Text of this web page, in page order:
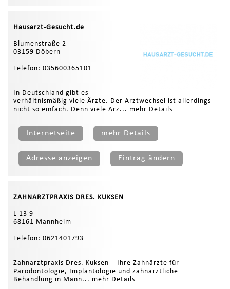
Hausarzt-Gesucht.de
Blumenstraße 2
03159 Döbern
Telefon: 035600365101
In Deutschland gibt es
verhältnismäßig viele Ärzte. Der Arztwechsel ist allerdings
nicht so einfach. Denn viele Ärz... mehr Details
Internetseite mehr Details
Adresse anzeigen Eintrag ändern
ZAHNARZTPRAXIS DRES. KUKSEN
L 13 9
68161 Mannheim
Telefon: 0621401793
Zahnarztpraxis Dres. Kuksen – Ihre Zahnärzte für
Parodontologie, Implantologie und zahnärztliche
Behandlung in Mann... mehr Details